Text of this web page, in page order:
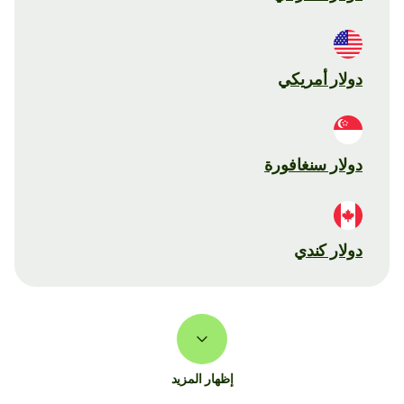
دولار أمريكي
دولار سنغافورة
دولار كندي
إظهار المزيد